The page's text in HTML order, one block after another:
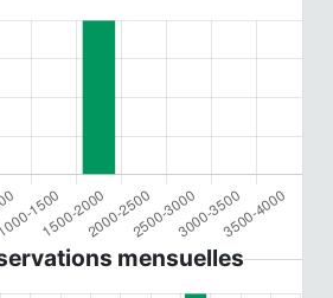
mensuelles